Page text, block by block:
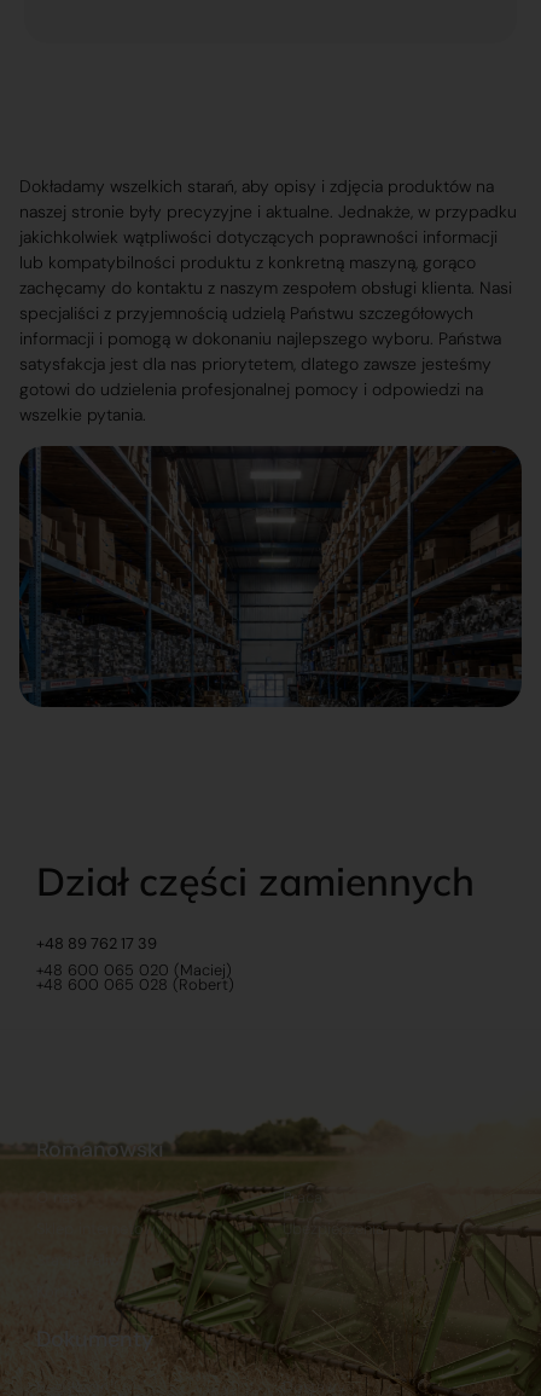
Dokładamy wszelkich starań, aby opisy i zdjęcia produktów na
naszej stronie były precyzyjne i aktualne. Jednakże, w przypadku
jakichkolwiek wątpliwości dotyczących poprawności informacji
lub kompatybilności produktu z konkretną maszyną, gorąco
zachęcamy do kontaktu z naszym zespołem obsługi klienta. Nasi
specjaliści z przyjemnością udzielą Państwu szczegółowych
informacji i pomogą w dokonaniu najlepszego wyboru. Państwa
satysfakcja jest dla nas priorytetem, dlatego zawsze jesteśmy
gotowi do udzielenia profesjonalnej pomocy i odpowiedzi na
wszelkie pytania.
Dział części zamiennych
+48 89 762 17 39
+48 600 065 020 (Maciej)
+48 600 065 028 (Robert)
Dokumenty
Regulamin Dostawy
Romanowski
Sklep internetowy
Praca
Ubezpieczenia